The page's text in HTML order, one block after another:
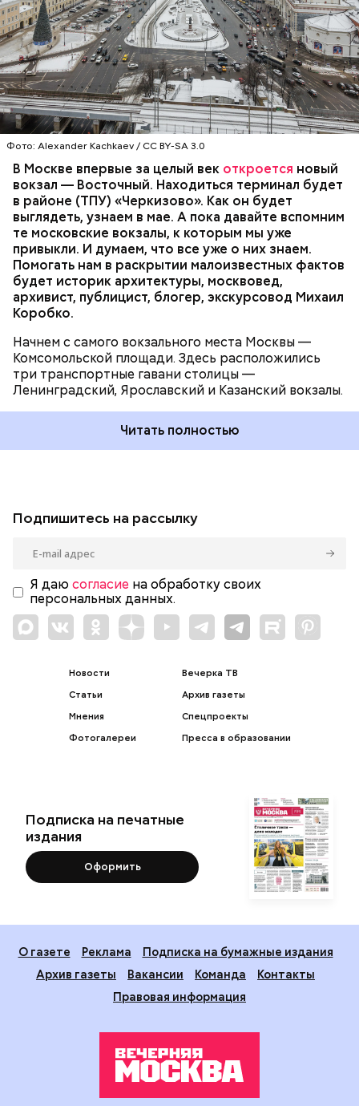
Фото: Alexander Kachkaev / CC BY-SA 3.0
В Москве впервые за целый век откроется новый
вокзал — Восточный. Находиться терминал будет
в районе (ТПУ) «Черкизово». Как он будет
выглядеть, узнаем в мае. А пока давайте вспомним
те московские вокзалы, к которым мы уже
привыкли. И думаем, что все уже о них знаем.
Помогать нам в раскрытии малоизвестных фактов
будет историк архитектуры, москвовед,
архивист, публицист, блогер, экскурсовод Михаил
Коробко.
Начнем с самого вокзального места Москвы —
Комсомольской площади. Здесь расположились
три транспортные гавани столицы —
Ленинградский, Ярославский и Казанский вокзалы.
СоздательКазанского вокзала, который не был
достроен из-за Гражданской войны, Алексей
Щусев предлагал снести те постройки, которые
стояли рядом на площади, напоминает Коробко. В
частности, Ленинградский вокзал. Их Щусев
предлагал заменить своими постройками. Но в
итоге Ленинградский вокзал сохранился.
Фото: Андрей Любимов / АГН «Москва»
Читать полностью
ВОКЗАЛЫ
Подпишитесь на рассылку
Я даю согласие на обработку своих
персональных данных.
Новости
Статьи
Мнения
Фотогалереи
Вечерка ТВ
Архив газеты
Спецпроекты
Пресса в образовании
Подписка на печатные
издания
Оформить
О газете Реклама
Подписка на бумажные издания
Архив газеты
Вакансии Команда
Контакты
Правовая информация